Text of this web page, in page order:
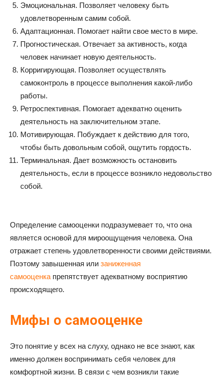
Эмоциональная. Позволяет человеку быть
удовлетворенным самим собой.
Адаптационная. Помогает найти свое место в мире.
Прогностическая. Отвечает за активность, когда
человек начинает новую деятельность.
Корригирующая. Позволяет осуществлять
самоконтроль в процессе выполнения какой-либо
работы.
Ретроспективная. Помогает адекватно оценить
деятельность на заключительном этапе.
Мотивирующая. Побуждает к действию для того,
чтобы быть довольным собой, ощутить гордость.
Терминальная. Дает возможность остановить
деятельность, если в процессе возникло недовольство
собой.
Определение самооценки подразумевает то, что она
является основой для мироощущения человека. Она
отражает степень удовлетворенности своими действиями.
Поэтому завышенная или заниженная
самооценка препятствует адекватному восприятию
происходящего.
Мифы о самооценке
Это понятие у всех на слуху, однако не все знают, как
именно должен воспринимать себя человек для
комфортной жизни. В связи с чем возникли такие